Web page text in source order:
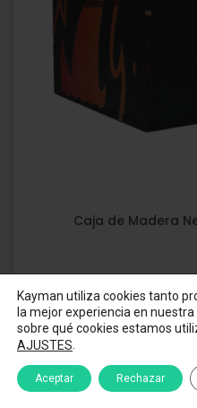
Caja de Madera
Kayman utiliza cookies tanto
la mejor experiencia en
sobre qué cookies estamos
AJUSTES
Aceptar Rechazar